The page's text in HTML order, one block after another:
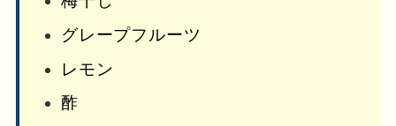
グレープフルーツ
レモン
酢